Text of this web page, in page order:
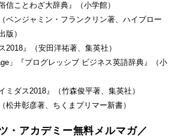
信ことわざ大辞典』（小学館）
ベンジャミン・フランクリン著、ハイブロー
版）
2018』（安田洋祐著、集英社）
」『プログレッシブ ビジネス英語辞典』（小
ミダス2018』（竹森俊平著、集英社）
松井彰彦著、ちくまプリマー新書）
・アカデミー無料メルマガ／